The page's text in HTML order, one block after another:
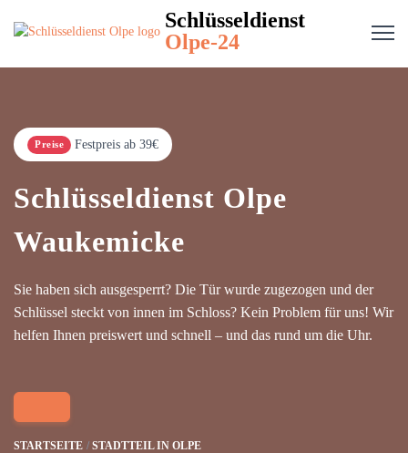
Schlüsseldienst
Olpe-24
Preise Festpreis ab 39€
Schlüsseldienst Olpe
Waukemicke
Sie haben sich ausgesperrt? Die Tür wurde zugezogen und der
Schlüssel steckt von innen im Schloss? Kein Problem für uns! Wir
helfen Ihnen preiswert und schnell – und das rund um die Uhr.
STARTSEITE
STADTTEIL IN OLPE